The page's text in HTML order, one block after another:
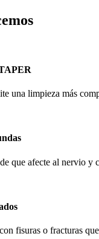
una limpieza más
que afecte al nervio y
fisuras o fracturas